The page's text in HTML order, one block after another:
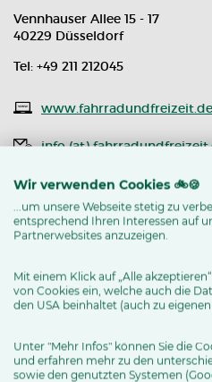
Vennhauser Allee 15 - 17
40229 Düsseldorf
Tel: +49 211 212045
www.fahrradundfreizeit.de
info (at)
Routenplaner
MEHR ERFAHREN
Wir verwenden Cookies 🚲🍪
...um unsere Webseite stetig zu
entsprechend Ihren Interessen auf
Partnerwebsites anzuzeigen.
Mit einem Klick auf „Alle
von Cookies ein, welche auch die
den USA beinhaltet (auch zu
Unter "Mehr Infos" können Sie die
und erfahren mehr zu den
sowie den genutzten Systemen